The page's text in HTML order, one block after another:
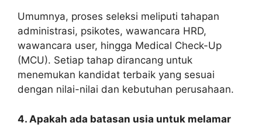
Umumnya, proses seleksi meliputi tahapan
administrasi, psikotes, wawancara HRD,
wawancara user, hingga Medical Check-Up
(MCU). Setiap tahap dirancang untuk
menemukan kandidat terbaik yang sesuai
dengan nilai-nilai dan kebutuhan perusahaan.
4. Apakah ada batasan usia untuk melamar